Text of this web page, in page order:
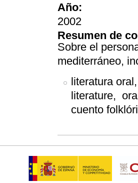
Año:
2002
Resumen de
Sobre el
mediterráneo,
literatura
literature,
cuento